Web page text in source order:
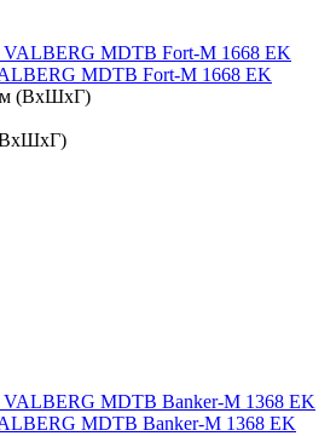
MDTB Fort-M 1668 EK
(ВхШхГ)
MDTB Banker-M 1368 EK